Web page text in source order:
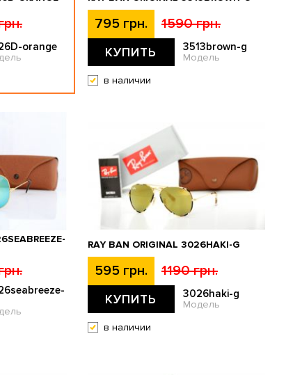
orange
795 грн. 1590 грн.
КУПИТЬ 3513brown-g
Модель
в наличии
RAY BAN ORIGINAL 3026HAKI-G
595 грн. 1190 грн.
КУПИТЬ 3026haki-g
Модель
в наличии